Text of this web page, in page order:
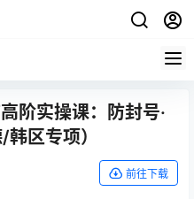
阶实操课：防封号·
区专项）
前往下载